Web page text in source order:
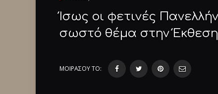
Ίσως οι φετινές
σωστό θέμα στην Έκθεση
ΜΟΙΡΑΣΟΥ ΤΟ: